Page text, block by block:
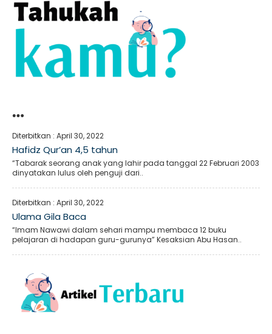
…
Diterbitkan : April 30, 2022
Hafidz Qur’an 4,5 tahun
“Tabarak seorang anak yang lahir pada tanggal 22 Februari 2003
dinyatakan lulus oleh penguji dari..
Diterbitkan : April 30, 2022
Ulama Gila Baca
“Imam Nawawi dalam sehari mampu membaca 12 buku
pelajaran di hadapan guru-gurunya” Kesaksian Abu Hasan..